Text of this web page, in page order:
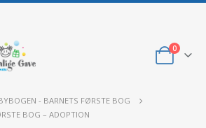
0
- BARNETS FØRSTE BOG
BOG – ADOPTION